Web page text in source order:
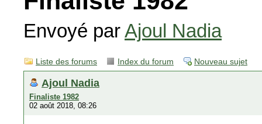
Envoyé parAjoul Nadia
Liste des forums Index du forum Nouveau sujet
Ajoul Nadia
Finaliste 1982
02 août 2018, 08:26